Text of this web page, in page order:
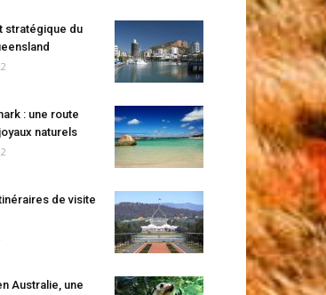
stratégique du
: une route
naturels
de visite
Australie, une